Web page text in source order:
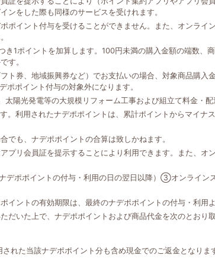
ンをした際も同様のサービスを受けれます。
ポイント付与を受けることができません。また、オンライ
1ポイントを加算します。100円未満の購入金額の端数、
す。
券、地域振興券など）でお支払いの場合、対象商品購入
ポイント付与の対象外になります。
光発電等の大規模リフォーム工事および組立て料金・配
。利用されたナデポポイントは、累計ポイントからマイナ
でも、ナデポポイントの合算は致しかねます。
リ会員証を提示することにより利用できます。また、オ
ポポイントの付与・利用の日の翌日以降）③オンライン
ントの有効期限は、最終のナデポポイントの付与・利用よ
いた上で、ナデポポイントおよび商品代金を次のとおり取
れた当該ナデポポイント分も含め現金でのご返金となりま